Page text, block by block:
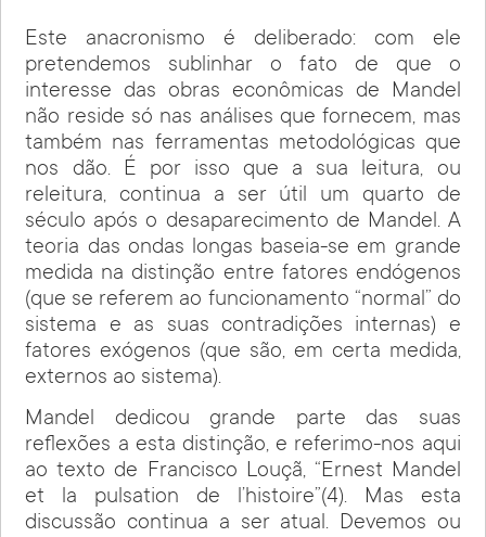
Este anacronismo é deliberado: com ele
pretendemos sublinhar o fato de que o
interesse das obras econômicas de Mandel
não reside só nas análises que fornecem, mas
também nas ferramentas metodológicas que
nos dão. É por isso que a sua leitura, ou
releitura, continua a ser útil um quarto de
século após o desaparecimento de Mandel. A
teoria das ondas longas baseia-se em grande
medida na distinção entre fatores endógenos
(que se referem ao funcionamento “normal” do
sistema e as suas contradições internas) e
fatores exógenos (que são, em certa medida,
externos ao sistema).
Mandel dedicou grande parte das suas
reflexões a esta distinção, e referimo-nos aqui
ao texto de Francisco Louçã, “Ernest Mandel
et la pulsation de l’histoire”(4). Mas esta
discussão continua a ser atual. Devemos ou